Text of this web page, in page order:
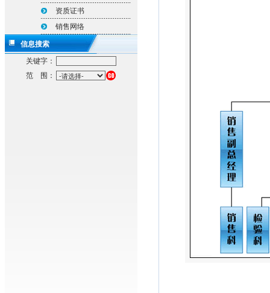
资质证书
销售网络
信息搜索
关键字：
范 围：